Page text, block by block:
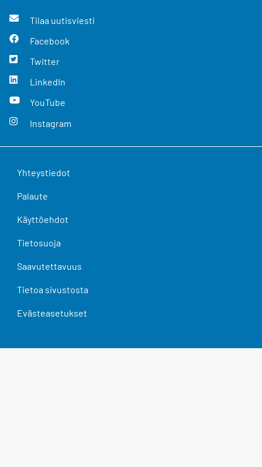
Tilaa uutisviesti
Facebook
Twitter
LinkedIn
YouTube
Instagram
Yhteystiedot
Palaute
Käyttöehdot
Tietosuoja
Saavutettavuus
Tietoa sivustosta
Evästeasetukset